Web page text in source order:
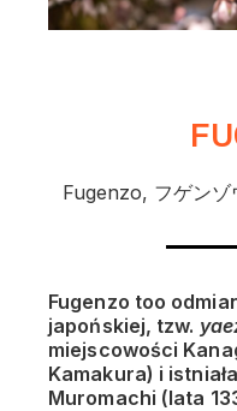
Fugenzo, フゲン
Fugenzo too
japońskiej, tzw.
miejscowości
Kamakura) i
Muromachi (lata